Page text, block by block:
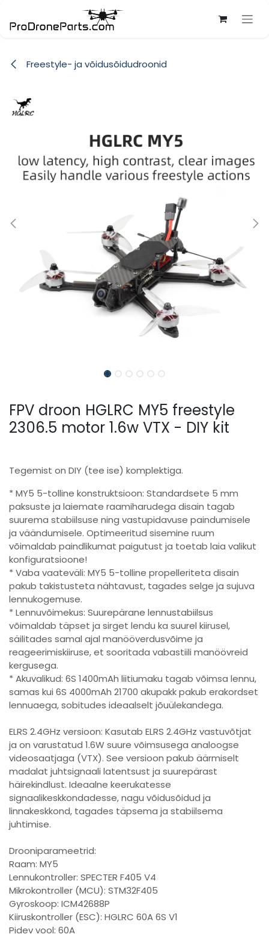
Freestyle- ja võidusõidudroonid
FPV droon HGLRC MY5 freestyle
2306.5 motor 1.6w VTX - DIY kit
Tegemist on DIY (tee ise) komplektiga.
* MY5 5-tolline konstruktsioon: Standardsete 5 mm
paksuste ja laiemate raamiharudega disain tagab
suurema stabiilsuse ning vastupidavuse paindumisele
ja väändumisele. Optimeeritud sisemine ruum
võimaldab paindlikumat paigutust ja toetab laia valikut
konfiguratsioone!
* Vaba vaateväli: MY5 5-tolline propelleriteta disain
pakub takistusteta nähtavust, tagades selge ja sujuva
lennukogemuse.
* Lennuvõimekus: Suurepärane lennustabiilsus
võimaldab täpset ja sirget lendu ka suurel kiirusel,
säilitades samal ajal manööverdusvõime ja
reageerimiskiiruse, et sooritada vabastiili manöövreid
kergusega.
* Akuvalikud: 6S 1400mAh liitiumaku tagab võimsa lennu,
samas kui 6S 4000mAh 21700 akupakk pakub erakordset
lennuaega, sobitudes ideaalselt jõuülekandega.
ELRS 2.4GHz versioon: Kasutab ELRS 2.4GHz vastuvõtjat
ja on varustatud 1.6W suure võimsusega analoogse
videosaatjaga (VTX). See versioon pakub äärmiselt
madalat juhtsignaali latentsust ja suurepärast
häirekindlust. Ideaalne keerukatesse
signaalikeskkondadesse, nagu võidusõidud ja
linnakeskkond, tagades täpsema ja stabiilsema
juhtimise.
Drooniparameetrid:
Raam: MY5
Lennukontroller: SPECTER F405 V4
Mikrokontroller (MCU): STM32F405
Gyroskoop: ICM42688P
Kiiruskontroller (ESC): HGLRC 60A 6S V1
Pidev vool: 60A